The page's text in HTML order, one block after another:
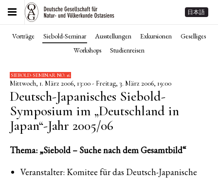
日本語
Vorträge Siebold-Seminar Ausstellungen Exkursionen
Geselliges
Workshops
Studienreisen
SIEBOLD-SEMINAR NO. 16
Mittwoch, 1. März 2006, 13:00 - Freitag, 3. März 2006, 19:00
Deutsch-Japanisches Siebold-
Symposium im „Deutschland in
Japan“-Jahr 2005/06
Thema: „Siebold – Suche nach dem Gesamtbild“
Veranstalter: Komitee für das Deutsch-Japanische